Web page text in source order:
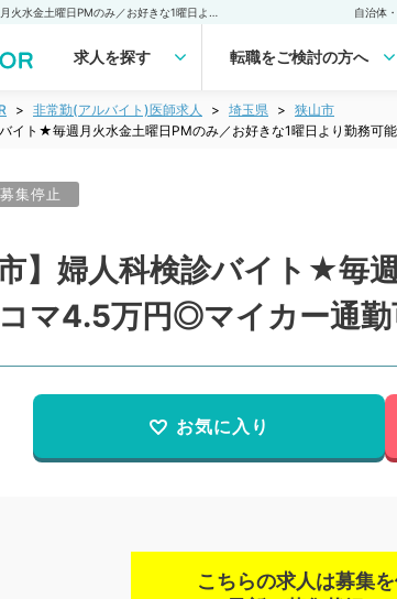
自治体
求人を探す 転職をご検討の方へ
非常勤(アルバイト)医師求人 埼玉県
狭山市
イト★毎週月火水金土曜日PMのみ／お好きな1曜日より勤務可
募集停止
市】婦人科検診バイト★毎
マ4.5万円◎マイカー通勤
お気に入り
こちらの求人は募集